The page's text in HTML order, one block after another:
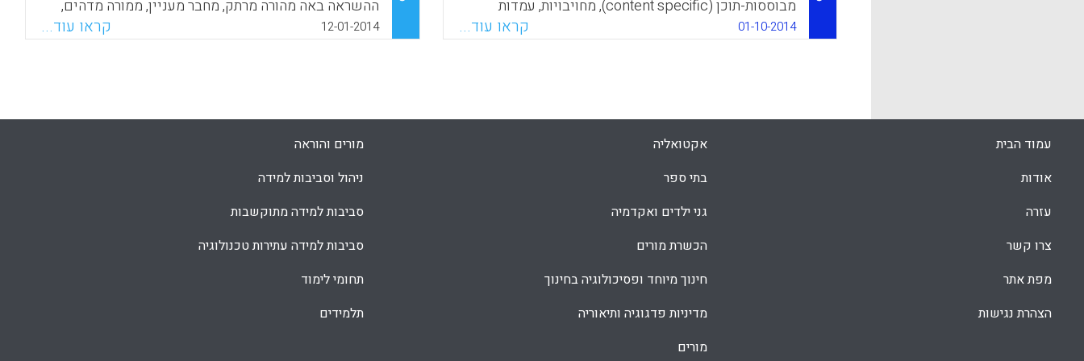
ושל הוראה (תמר קטקו).
WhatsApp
Facebook
Email
X
מבוססות-תוכן (content specific), מחויבויות, עמדות
ופרקטיקות הנדרשות ממורים כדי להיענות לצורכי הלמידה
של תלמידיהם (Feiman-Nemser Sharon, Tamir Eran &
01-10-2014 קראו עוד...
ההשראה באה מהורה מרתק, מחבר מעניין, ממורה מדהים,
מסופר או בימאי, ממוזיקאי או איש עם ניסיון חיים עשיר
ומעניין. אנחנו מקבצים השראות כל ימי חיינו ולעיתים אנחנו
WhatsApp
Facebook
Email
X
12-01-2014 קראו עוד...
עמוד הבית
אודות
עזרה
צרו קשר
מפת אתר
הצהרת נגישות
אקטואליה
בתי ספר
גני ילדים ואקדמיה
הכשרת מורים
חינוך מיוחד ופסיכולוגיה בחינוך
מדיניות פדגוגיה ותיאוריה
מורים
מורים והוראה
ניהול וסביבות למידה
סביבות למידה מתוקשבות
סביבות למידה עתירות טכנולוגיה
תחומי לימוד
תלמידים